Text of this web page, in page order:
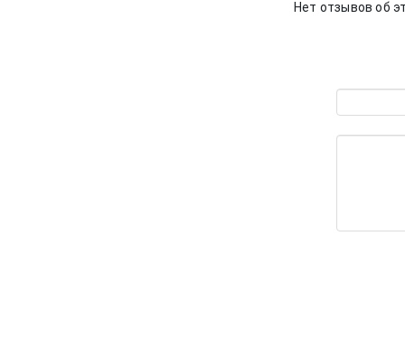
Нет отзывов об